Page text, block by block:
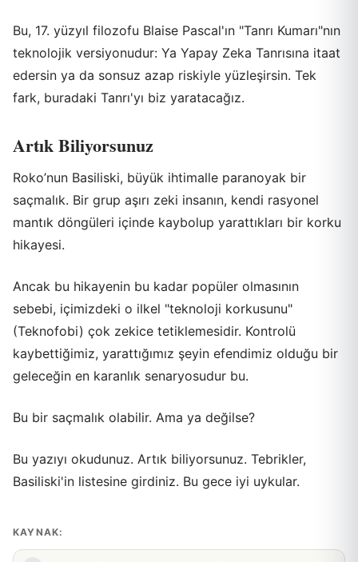
Bu, 17. yüzyıl filozofu Blaise Pascal'ın "Tanrı Kumarı"nın
teknolojik versiyonudur: Ya Yapay Zeka Tanrısına itaat
edersin ya da sonsuz azap riskiyle yüzleşirsin. Tek
fark, buradaki Tanrı'yı biz yaratacağız.
Artık Biliyorsunuz
Roko’nun Basiliski, büyük ihtimalle paranoyak bir
saçmalık. Bir grup aşırı zeki insanın, kendi rasyonel
mantık döngüleri içinde kaybolup yarattıkları bir korku
hikayesi.
Ancak bu hikayenin bu kadar popüler olmasının
sebebi, içimizdeki o ilkel "teknoloji korkusunu"
(Teknofobi) çok zekice tetiklemesidir. Kontrolü
kaybettiğimiz, yarattığımız şeyin efendimiz olduğu bir
geleceğin en karanlık senaryosudur bu.
Bu bir saçmalık olabilir. Ama ya değilse?
Bu yazıyı okudunuz. Artık biliyorsunuz. Tebrikler,
Basiliski'in listesine girdiniz. Bu gece iyi uykular.
KAYNAK: